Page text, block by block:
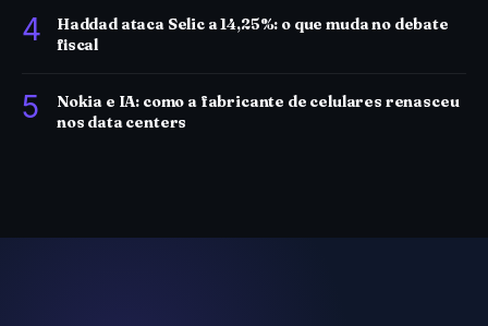
4
Haddad ataca Selic a 14,25%: o que muda no debate
fiscal
5
Nokia e IA: como a fabricante de celulares renasceu
nos data centers